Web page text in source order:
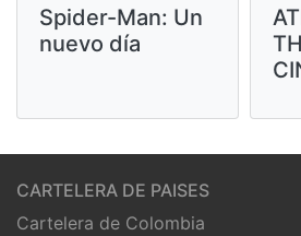
Spider-Man: Un
nuevo día
CARTELERA DE PAISES
Cartelera de Colombia